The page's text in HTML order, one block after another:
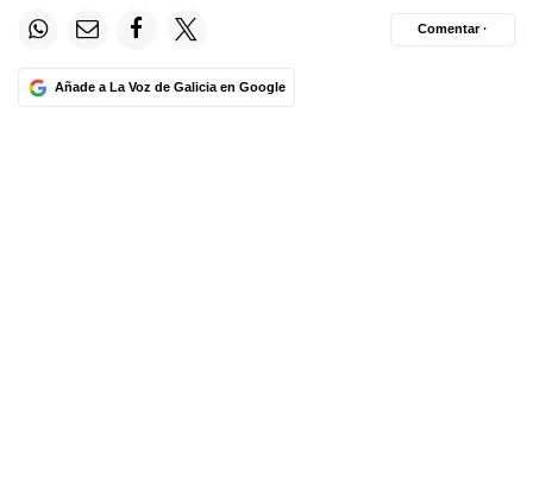
Añade a La Voz de Galicia en Google
Comentar ·